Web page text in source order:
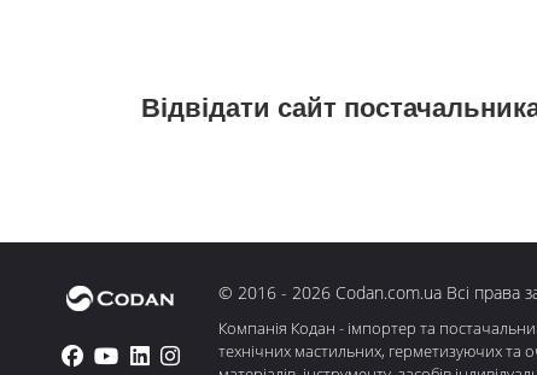
Відвідати сайт
© 2016 - 2026 Codan.com.ua Всі права
Компанія Кодан - імпортер та
технічних мастильних, герметизуючих та